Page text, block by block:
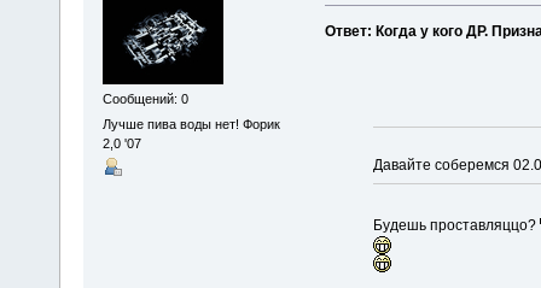
Сообщений: 0
Лучше пива воды нет! Форик
2,0 '07
Ответ: Когда у кого ДР.
Давайте соберемся
Будешь проставляццо?